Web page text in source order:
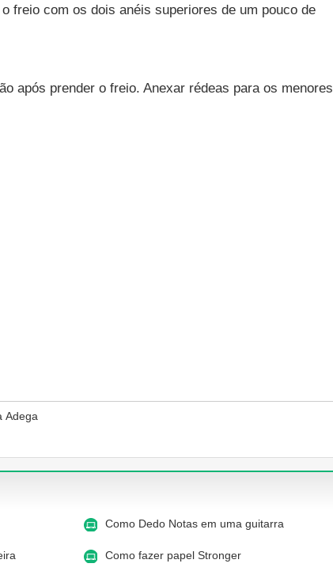
freio com os dois anéis superiores de um pouco de
após prender o freio. Anexar rédeas para os menores
Adega
Como Dedo Notas em uma guitarra
Como fazer papel Stronger